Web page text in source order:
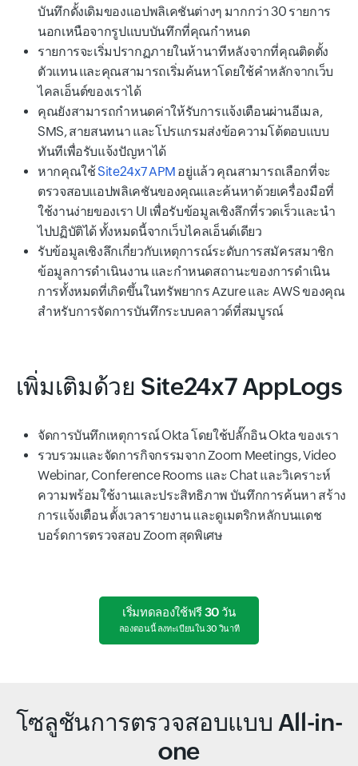
บันทึกดั้งเดิมของแอปพลิเคชันต่างๆ มากกว่า 30 รายการ
นอกเหนือจากรูปแบบบันทึกที่คุณกำหนด
รายการจะเริ่มปรากฏภายในห้านาทีหลังจากที่คุณติดตั้ง
ตัวแทน และคุณสามารถเริ่มค้นหาโดยใช้คำหลักจากเว็บ
ไคลเอ็นต์ของเราได้
คุณยังสามารถกำหนดค่าให้รับการแจ้งเตือนผ่านอีเมล,
SMS, สายสนทนา และโปรแกรมส่งข้อความโต้ตอบแบบ
ทันทีเพื่อรับแจ้งปัญหาได้
หากคุณใช้ Site24x7 APM อยู่แล้ว คุณสามารถเลือกที่จะ
ตรวจสอบแอปพลิเคชันของคุณและค้นหาด้วยเครื่องมือที่
ใช้งานง่ายของเรา UI เพื่อรับข้อมูลเชิงลึกที่รวดเร็วและนำ
ไปปฏิบัติได้ ทั้งหมดนี้จากเว็บไคลเอ็นต์เดียว
รับข้อมูลเชิงลึกเกี่ยวกับเหตุการณ์ระดับการสมัครสมาชิก
ข้อมูลการดำเนินงาน และกำหนดสถานะของการดำเนิน
การทั้งหมดที่เกิดขึ้นในทรัพยากร Azure และ AWS ของคุณ
สำหรับการจัดการบันทึกระบบคลาวด์ที่สมบูรณ์
เพิ่มเติมด้วย Site24x7 AppLogs
จัดการบันทึกเหตุการณ์ Okta โดยใช้ปลั๊กอิน Okta ของเรา
รวบรวมและจัดการกิจกรรมจาก Zoom Meetings, Video
Webinar, Conference Rooms และ Chat และวิเคราะห์
ความพร้อมใช้งานและประสิทธิภาพ บันทึกการค้นหา สร้าง
การแจ้งเตือน ตั้งเวลารายงาน และดูเมตริกหลักบนแดช
บอร์ดการตรวจสอบ Zoom สุดพิเศษ
เริ่มทดลองใช้ฟรี 30 วัน
ลองตอนนี้ ลงทะเบียนใน 30 วินาที
โซลูชันการตรวจสอบแบบ All-in-
one